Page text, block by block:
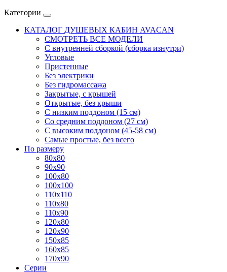
Категории
КАТАЛОГ ДУШЕВЫХ КАБИН AVACAN
СМОТРЕТЬ ВСЕ МОДЕЛИ
С внутренней сборкой (сборка изнутри)
Угловые
Пристенные
Без электрики
Без гидромассажа
Закрытые, с крышей
Открытые, без крыши
С низким поддоном (15 см)
Со средним поддоном (27 см)
С высоким поддоном (45-58 см)
Самые простые, без всего
По размеру
80x80
90x90
100x80
100x100
110x110
110x80
110x90
120x80
120x90
150x85
160x85
170x90
Серии